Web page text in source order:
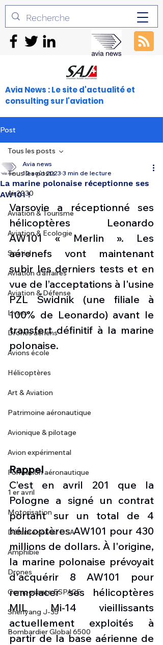
Avia News : Le site d'actualité et
consulting sur l'aviation
Post
Tous les posts
Air2030
Aviation & Tourisme
Aviation & Ecologie
Spatial
Aviation d'affaires
Aviation & Défense
Livres
Drones aériens
Avions école
Hélicoptères
Art & Aviation
Patrimoine aéronautique
Avionique & pilotage
Avion expérimental
Formation aéronautique
1 er avril
Motorisation
Défense sol-air DSA
Amphibie
Drones
Composante ESPACE
Shenyang J-35
Bombardier Global 6500
Tous les posts
La marine polonaise réceptionne ses
AW101 !
Avia news
10 août 2023 3 min de lecture
Varsovie a réceptionné ses
hélicoptères Leonardo
AW101 « Merlin ». Les
aéronefs vont maintenant
subir les derniers tests et en
vue de l’acceptations à l'usine
PZL Świdnik (une filiale à
100% de Leonardo) avant le
transfert définitif à la marine
polonaise.
Rappel
C’est en avril 201 que la
Pologne a signé un contrat
portant sur un total de 4
hélicoptères AW101 pour 430
millions de dollars. À l'origine,
la marine polonaise prévoyait
d'acquérir 8 AW101 pour
remplacer ses hélicoptères
MIL Mi-14 vieillissants
actuellement exploités à
partir de la base aérienne de